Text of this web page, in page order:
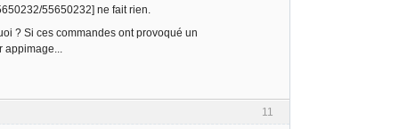
55650232] ne fait rien.
? Si ces commandes ont provoqué un
appimage...
11